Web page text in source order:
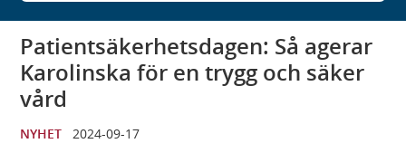
Patientsäkerhetsdagen: Så agerar
Karolinska för en trygg och säker
vård
NYHET 2024-09-17